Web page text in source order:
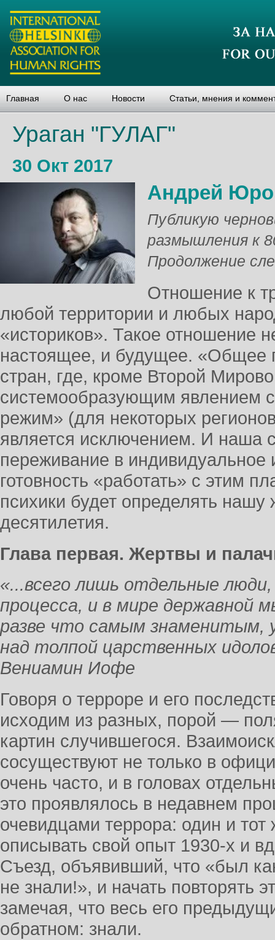
Главная О нас Новости Статьи, мнения и
Ураган "ГУЛАГ"
30 Окт 2017
Андрей
Публикую
размышления к
Продолжение
Отношение к
любой территории и любых
«историков». Такое отношение
настоящее, и будущее. «Общее
стран, где, кроме Второй
системообразующим явлением
режим» (для некоторых
является исключением. И наша
переживание в индивидуальное
готовность «работать» с этим
психики будет определять
десятилетия.
Глава первая. Жертвы и
«...всего лишь отдельные
процесса, и в мире державной
разве что самым знаменитым,
над толпой царственных
Вениамин Иофе
Говоря о терроре и его
исходим из разных, порой —
картин случившегося.
сосуществуют не только в
очень часто, и в головах
это проявлялось в недавнем
очевидцами террора: один и
описывать свой опыт 1930-х и
Съезд, объявивший, что «был
не знали!», и начать повторять
замечая, что весь его
обратном: знали.